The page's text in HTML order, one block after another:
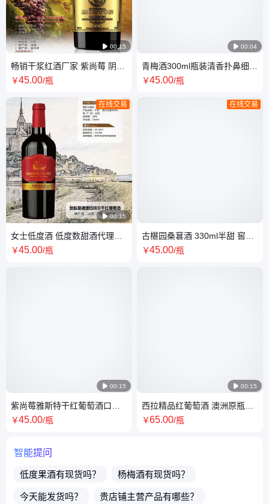
 00:15
畅销干浆红酒厂家 紫尚莓 阴凉
干燥 见包装 750ml/瓶 桑葚酒 5
￥45.00/瓶
 00:15
在线交易
女士低度酒 低度数甜酒代理
750ml/瓶 见包装 紫尚莓 5年 阴
￥45.00/瓶
 00:15
紫尚莓雅斯特干红葡萄酒口感
圆润香气迷人现货批发 礼盒装
￥45.00/瓶
 00:04
青梅酒300ml瓶装清香扑鼻细嗅
微醺 果酒OEM代加工贴牌
￥45.00/瓶
在线交易
古椹园桑葚酒 330ml半甜 窖藏
低度果酒 控温发酵
￥45.00/瓶
 00:15
西拉精品红葡萄酒 澳洲原瓶进
口红酒葡萄酒 全国招代理
￥65.00/瓶
智能提问
低度果酒有现货吗？ 杨梅酒有现货吗？
今天能发货吗？ 贵店铺主营产品有哪些？